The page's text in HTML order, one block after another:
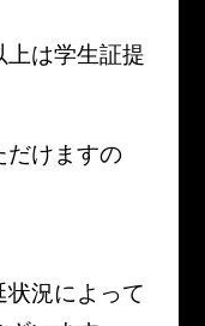
は学生証提
だけますの
況によって